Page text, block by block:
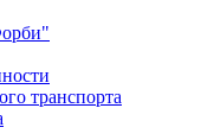
транспорта